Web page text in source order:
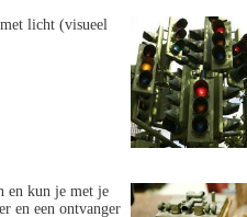
licht (visueel
en kun je met je
en een ontvanger